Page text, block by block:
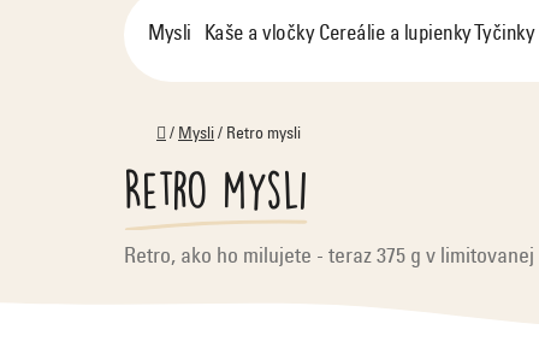
Mysli Kaše a vločky Cereálie a lupienky Tyčinky
Domov
/ Mysli / Retro mysli
Retro mysli
Retro, ako ho milujete - teraz 375 g v